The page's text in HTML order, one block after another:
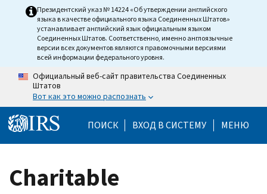
Skip to main content
Президентский указ № 14224 «Об утверждении английского
языка в качестве официального языка Соединенных Штатов»
устанавливает английский язык официальным языком
Соединенных Штатов. Соответственно, именно англоязычные
версии всех документов являются правомочными версиями
всей информации федерального уровня.
Официальный веб-сайт правительства Соединенных
Штатов
Вот как это можно распознать
ПОИСК Help Menu Mobile
ВХОД В СИСТЕМУ МЕНЮ
Charitable